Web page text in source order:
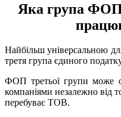
Яка група ФОП
Найбільш універсальною
третя група єдиного
ФОП третьої групи може
компаніями незалежно від
перебуває ТОВ.